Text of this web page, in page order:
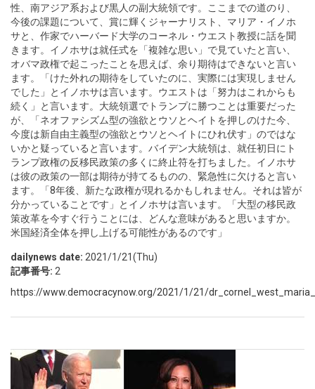
性、南アジア系および黒人の副大統領です。ここまでの道のり、
今後の課題について、賞に輝くジャーナリスト、マリア・イノホ
サと、作家でハーバード大学のコーネル・ウエスト教授に話を聞
きます。イノホサは就任式を「複雑な思い」で見ていたと言い、
オバマ政権で起こったことを思えば、余り期待はできないと言い
ます。「けた外れの期待をしていたのに、実際には実現しません
でした」とイノホサは言います。ウエストは「努力はこれからも
続く」と言います。大統領選でトランプに勝つことは重要だった
が、「ネオファシズム型の強欲とウソとヘイトを押しのけた今、
今度は新自由主義型の強欲とウソとヘイトにひれ伏す」のではな
いかと疑っていると言います。バイデン大統領は、就任初日にト
ランプ政権の反移民政策の多くに終止符を打ちました。イノホサ
は彼の政策の一部は期待が持てるものの、緊急性に欠けると言い
ます。「8年後、新たな政権が現れるかもしれません。それは皆が
分かっていることです」とイノホサは言います。「大型の移民政
策改革を今すぐ行うことには、どんな意味があると思いますか。
米国経済全体を押し上げる可能性があるのです」
dailynews date: 2021/1/21(Thu)
記事番号: 2
https://www.democracynow.org/2021/1/21/